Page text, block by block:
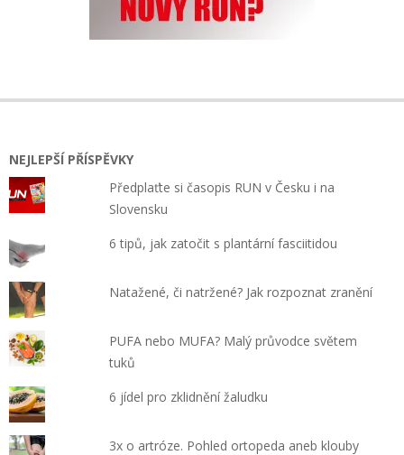
NEJLEPŠÍ PŘÍSPĚVKY
Předplaťte si časopis RUN v Česku i na
Slovensku
6 tipů, jak zatočit s plantární fasciitidou
Natažené, či natržené? Jak rozpoznat zranění
PUFA nebo MUFA? Malý průvodce světem
tuků
6 jídel pro zklidnění žaludku
3x o artróze. Pohled ortopeda aneb klouby